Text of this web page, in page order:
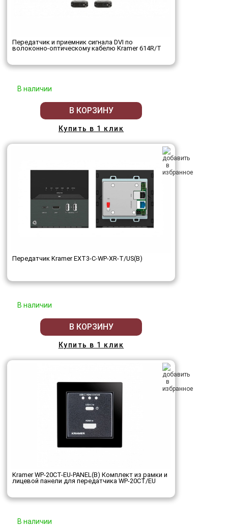
Передатчик и приемник сигнала DVI по
волоконно-оптическому кабелю Kramer 614R/T
В наличии
В КОРЗИНУ
Купить в 1 клик
Передатчик Kramer EXT3-C-WP-XR-T/US(B)
В наличии
В КОРЗИНУ
Купить в 1 клик
Kramer WP-20CT-EU-PANEL(B) Комплект из рамки и
лицевой панели для передатчика WP-20CT/EU
В наличии